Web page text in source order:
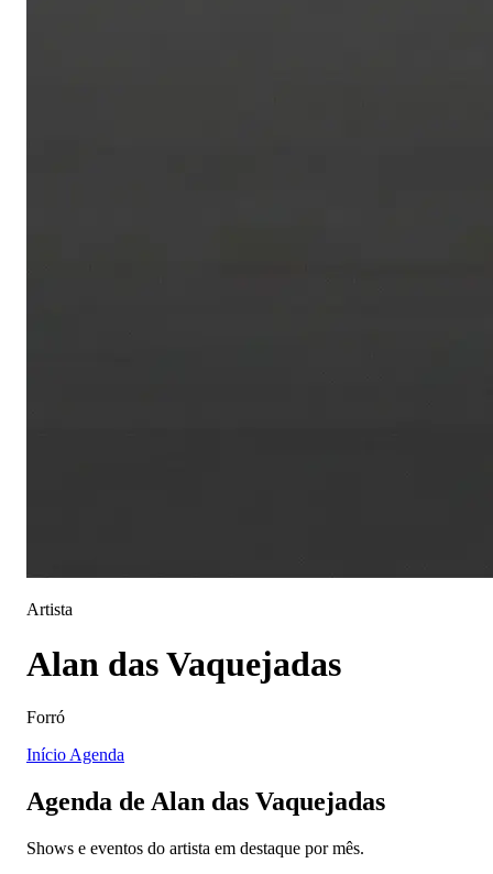
Artista
Alan das Vaquejadas
Forró
Início Agenda
Agenda de Alan das Vaquejadas
Shows e eventos do artista em destaque por mês.